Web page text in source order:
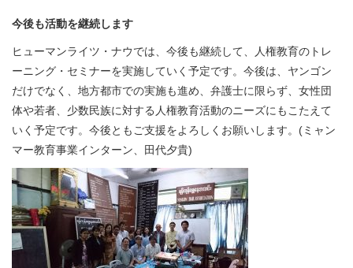
今後も活動を継続します
ヒューマンライツ・ナウでは、今後も継続して、人権教育のトレ
ーニング・セミナーを実施していく予定です。今後は、ヤンゴン
だけでなく、地方都市での実施も進め、弁護士に限らず、女性団
体や若者、少数民族に対する人権教育活動のニーズにもこたえて
いく予定です。今後ともご支援をよろしくお願いします。(ミャン
マー教育事業インターン、田代夕貴)